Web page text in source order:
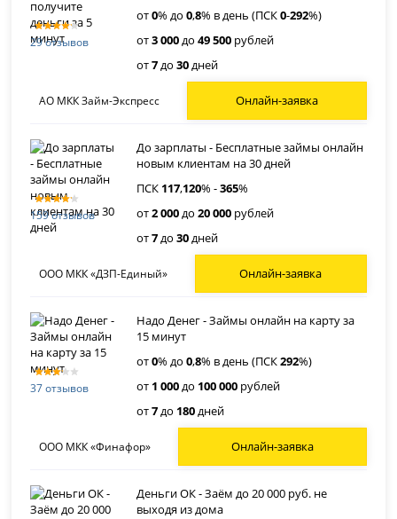
29 отзывов
от0% до0,8% в день (ПСК0-292%)
от3 000до49 500 рублей
от7до30дней
АО МКК Займ-Экспресс Онлайн-заявка
159 отзывов
До зарплаты - Бесплатные займы онлайн
новым клиентам на 30 дней
ПСК 117,120% -365%
от2 000до20 000 рублей
от7до30дней
ООО МКК «ДЗП-Единый» Онлайн-заявка
37 отзывов
Надо Денег - Займы онлайн на карту за
15 минут
от0% до0,8% в день (ПСК292%)
от 1 000до 100 000 рублей
от7до 180дней
ООО МКК «Финафор» Онлайн-заявка
Деньги ОК - Заём до 20 000 руб. не
выходя из дома